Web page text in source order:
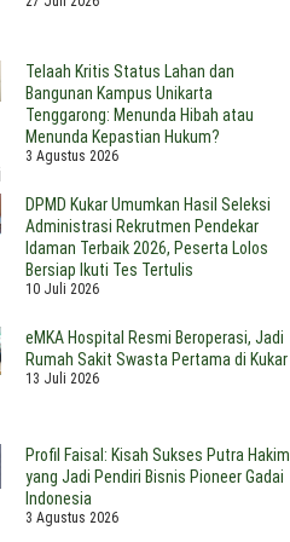
Relokasi
Telaah Kritis Status Lahan dan
Bangunan Kampus Unikarta
Tenggarong: Menunda Hibah atau
Menunda Kepastian Hukum?
3 Agustus 2026
DPMD Kukar Umumkan Hasil Seleksi
Administrasi Rekrutmen Pendekar
Idaman Terbaik 2026, Peserta Lolos
Bersiap Ikuti Tes Tertulis
10 Juli 2026
eMKA Hospital Resmi Beroperasi, Jadi
Rumah Sakit Swasta Pertama di Kukar
13 Juli 2026
Profil Faisal: Kisah Sukses Putra Hakim
yang Jadi Pendiri Bisnis Pioneer Gadai
Indonesia
3 Agustus 2026